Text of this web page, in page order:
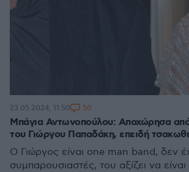
Μπάγια Αντωνοπούλου: Αποχώρησα
του Γιώργου Παπαδάκη, επειδή
Ο Γιώργος είναι one man band, δεν
συμπαρουσιαστές, του αξίζει να
23.05.2024, 11:50 50